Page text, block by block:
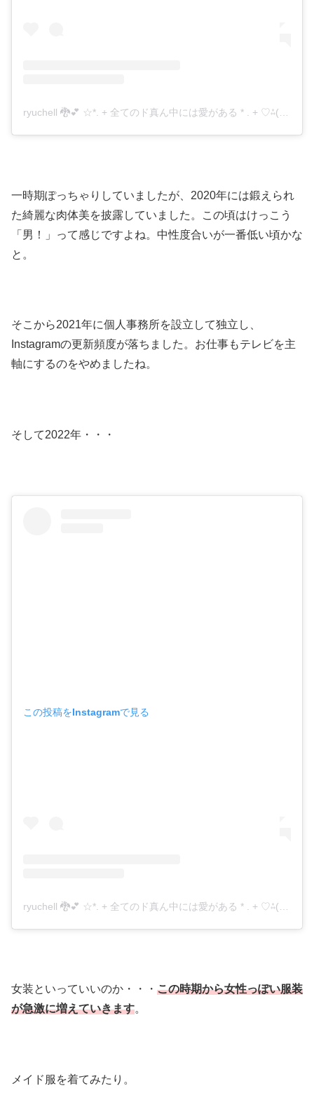
一時期ぽっちゃりしていましたが、2020年には鍛えられ
た綺麗な肉体美を披露していました。この頃はけっこう
「男！」って感じですよね。中性度合いが一番低い頃かな
と。
そこから2021年に個人事務所を設立して独立し、
Instagramの更新頻度が落ちました。お仕事もテレビを主
軸にするのをやめましたね。
そして2022年・・・
この投稿をInstagramで見る
女装といっていいのか・・・ この時期から女性っぽい服装
が急激に増えていきます。
メイド服を着てみたり。